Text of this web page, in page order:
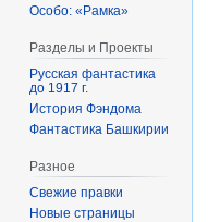
Особо: «Рамка»
Разделы и Проекты
Русская фантастика
до 1917 г.
История Фэндома
Фантастика Башкирии
Разное
Свежие правки
Новые страницы